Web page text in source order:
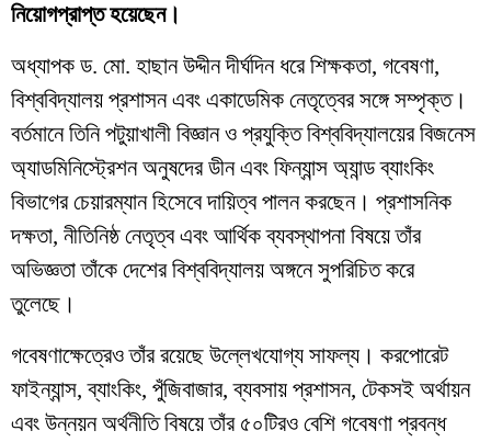
নিয়োগপ্রাপ্ত হয়েছেন।
অধ্যাপক ড. মো. হাছান উদ্দীন দীর্ঘদিন ধরে শিক্ষকতা, গবেষণা,
বিশ্ববিদ্যালয় প্রশাসন এবং একাডেমিক নেতৃত্বের সঙ্গে সম্পৃক্ত।
বর্তমানে তিনি পটুয়াখালী বিজ্ঞান ও প্রযুক্তি বিশ্ববিদ্যালয়ের বিজনেস
অ্যাডমিনিস্ট্রেশন অনুষদের ডীন এবং ফিন্যান্স অ্যান্ড ব্যাংকিং
বিভাগের চেয়ারম্যান হিসেবে দায়িত্ব পালন করছেন। প্রশাসনিক
দক্ষতা, নীতিনিষ্ঠ নেতৃত্ব এবং আর্থিক ব্যবস্থাপনা বিষয়ে তাঁর
অভিজ্ঞতা তাঁকে দেশের বিশ্ববিদ্যালয় অঙ্গনে সুপরিচিত করে
তুলেছে।
গবেষণাক্ষেত্রেও তাঁর রয়েছে উল্লেখযোগ্য সাফল্য। করপোরেট
ফাইন্যান্স, ব্যাংকিং, পুঁজিবাজার, ব্যবসায় প্রশাসন, টেকসই অর্থায়ন
এবং উন্নয়ন অর্থনীতি বিষয়ে তাঁর ৫০টিরও বেশি গবেষণা প্রবন্ধ